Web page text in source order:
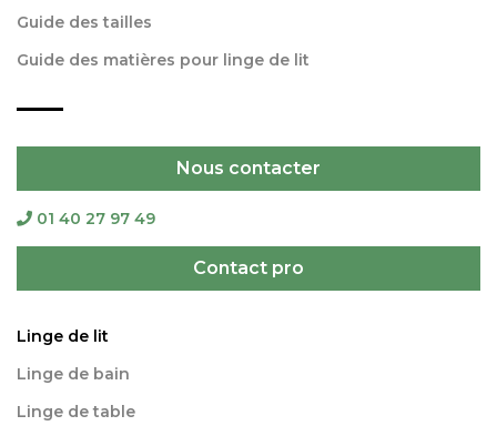
Guide des tailles
Guide des matières pour linge de lit
Nous contacter
01 40 27 97 49
Contact pro
Linge de lit
Linge de bain
Linge de table